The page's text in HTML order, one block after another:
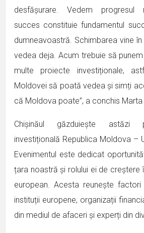
desfășurare. Vedem progresul
succes constituie fundamentul
dumneavoastră. Schimbarea vine
vedea deja. Acum trebuie să
multe proiecte investiționale,
Moldovei să poată vedea și simți
că Moldova poate”, a conchis Marta
Chișinăul găzduiește astăzi
investițională Republica Moldova –
Evenimentul este dedicat
țara noastră și rolului ei de creștere
european. Acesta reunește
instituții europene, organizații
din mediul de afaceri și experți din